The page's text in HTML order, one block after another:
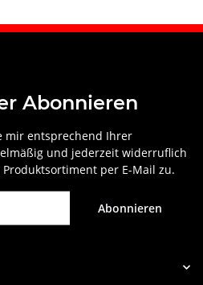
Abonnieren
mir entsprechend Ihrer
und jederzeit widerruflich
per E-Mail zu.
Abonnieren